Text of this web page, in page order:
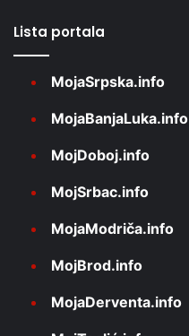
Lista portala
MojaSrpska.info
MojaBanjaLuka.info
MojDoboj.info
MojSrbac.info
MojaModriča.info
MojBrod.info
MojaDerventa.info